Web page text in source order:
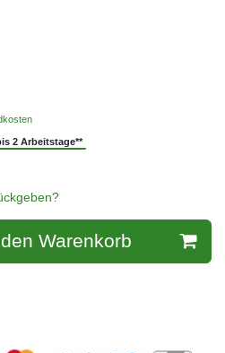
2 Arbeitstage**
Warenkorb